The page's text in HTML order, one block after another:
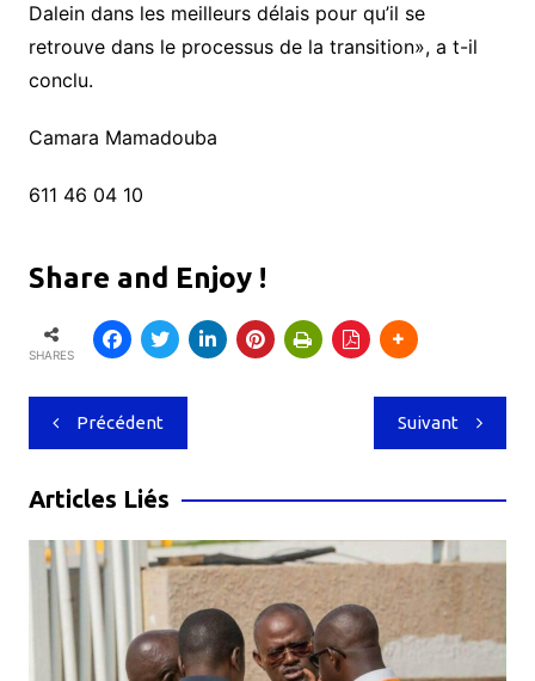
Dalein dans les meilleurs délais pour qu’il se
retrouve dans le processus de la transition», a t-il
conclu.
Camara Mamadouba
611 46 04 10
Share and Enjoy !
SHARES
Navigation
de
l’article
Précédent Suivant
Articles Liés